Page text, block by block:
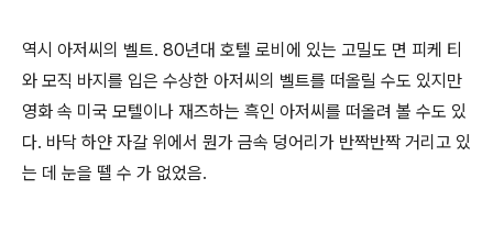
역시 아저씨의 벨트. 80년대 호텔 로비에 있는 고밀도 면 피케 티
와 모직 바지를 입은 수상한 아저씨의 벨트를 떠올릴 수도 있지만
영화 속 미국 모텔이나 재즈하는 흑인 아저씨를 떠올려 볼 수도 있
다. 바닥 하얀 자갈 위에서 뭔가 금속 덩어리가 반짝반짝 거리고 있
는 데 눈을 뗄 수 가 없었음.